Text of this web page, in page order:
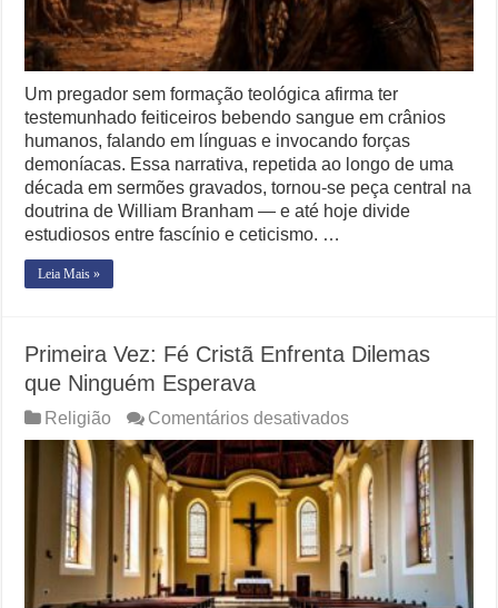
Um pregador sem formação teológica afirma ter
testemunhado feiticeiros bebendo sangue em crânios
humanos, falando em línguas e invocando forças
demoníacas. Essa narrativa, repetida ao longo de uma
década em sermões gravados, tornou-se peça central na
doutrina de William Branham — e até hoje divide
estudiosos entre fascínio e ceticismo. …
Leia Mais »
Primeira Vez: Fé Cristã Enfrenta Dilemas
que Ninguém Esperava
Religião Comentários desativadosem
Primeira
Vez:
Fé
Cristã
Enfrenta
Dilemas
que
Ninguém
Esperava